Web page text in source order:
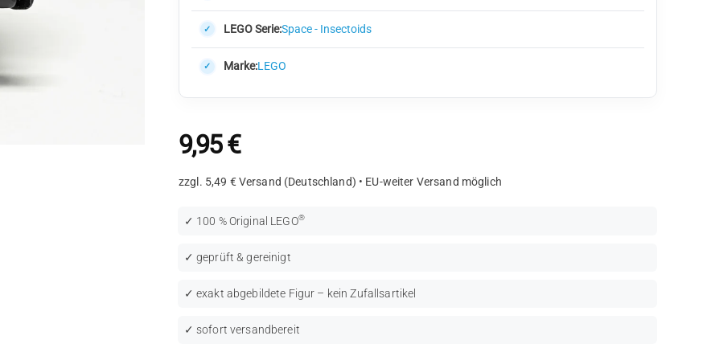
LEGO Serie:Space - Insectoids
Marke:LEGO
9,95€
zzgl. 5,49 € Versand (Deutschland) • EU-weiter Versand möglich
✓ 100 % Original LEGO®
✓ geprüft & gereinigt
✓ exakt abgebildete Figur – kein Zufallsartikel
✓ sofort versandbereit